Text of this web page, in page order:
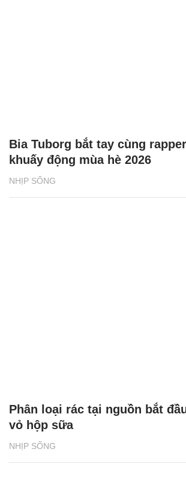
NHỊP SỐNG
Bia Tuborg bắt tay cùng
khuấy động mùa hè 2026
NHỊP SỐNG
Phân loại rác tại nguồn bắt
vỏ hộp sữa